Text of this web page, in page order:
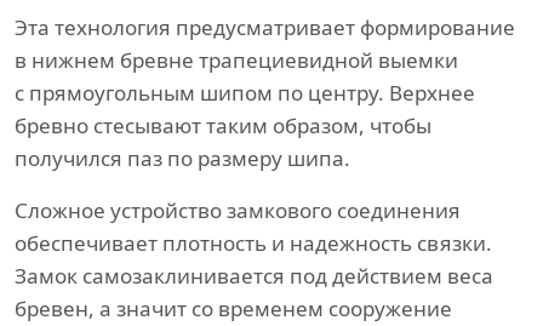
Эта технология предусматривает формирование
в нижнем бревне трапециевидной выемки
с прямоугольным шипом по центру. Верхнее
бревно стесывают таким образом, чтобы
получился паз по размеру шипа.
Сложное устройство замкового соединения
обеспечивает плотность и надежность связки.
Замок самозаклинивается под действием веса
бревен, а значит со временем сооружение